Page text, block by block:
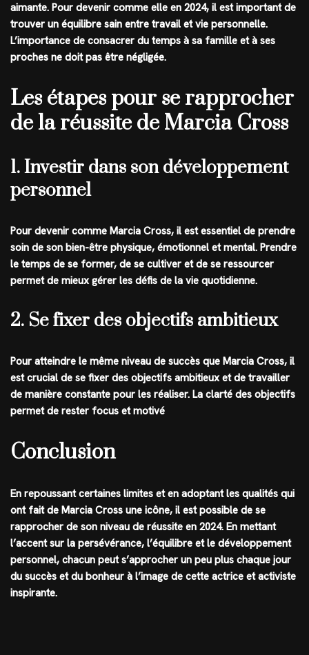
aimante. Pour devenir comme elle en 2024, il est important de
trouver un équilibre sain entre travail et vie personnelle.
L’importance de consacrer du temps à sa famille et à ses
proches ne doit pas être négligée.
Les étapes pour se rapprocher
de la réussite de Marcia Cross
1. Investir dans son développement
personnel
Pour devenir comme Marcia Cross, il est essentiel de prendre
soin de son bien-être physique, émotionnel et mental. Prendre
le temps de se former, de se cultiver et de se ressourcer
permet de mieux gérer les défis de la vie quotidienne.
2. Se fixer des objectifs ambitieux
Pour atteindre le même niveau de succès que Marcia Cross, il
est crucial de se fixer des objectifs ambitieux et de travailler
de manière constante pour les réaliser. La clarté des objectifs
permet de rester focus et motivé
Conclusion
En repoussant certaines limites et en adoptant les qualités qui
ont fait de Marcia Cross une icône, il est possible de se
rapprocher de son niveau de réussite en 2024. En mettant
l’accent sur la persévérance, l’équilibre et le développement
personnel, chacun peut s’approcher un peu plus chaque jour
du succès et du bonheur à l’image de cette actrice et activiste
inspirante.